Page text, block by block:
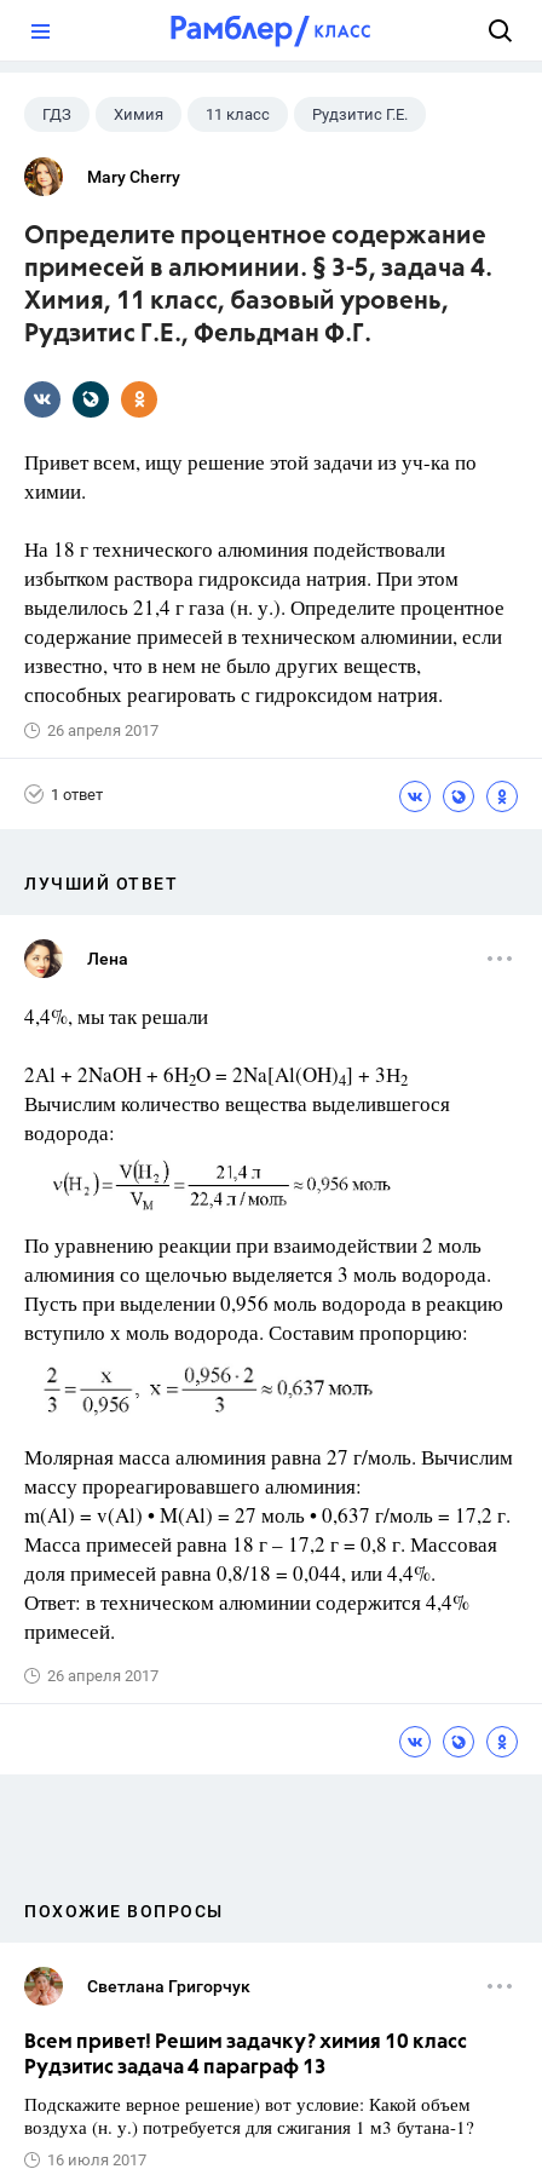
ГДЗ Химия 11 класс Рудзитис Г.Е.
Mary Cherry
Определите процентное содержание
примесей в алюминии. § 3-5, задача 4.
Химия, 11 класс, базовый уровень,
Рудзитис Г.Е., Фельдман Ф.Г.
Привет всем, ищу решение этой задачи из уч-ка по
химии.
На 18 г технического алюминия подействовали
избытком раствора гидроксида натрия. При этом
выделилось 21,4 г газа (н. у.). Определите процентное
содержание примесей в техническом алюминии, если
известно, что в нем не было других веществ,
способных реагировать с гидроксидом натрия.
26 апреля 2017
1 ответ
ЛУЧШИЙ ОТВЕТ
Лена
4,4%, мы так решали
2Аl + 2NaOH + 6H2O = 2Na[Al(OH)4] + 3Н2
Вычислим количество вещества выделившегося
водорода:
По уравнению реакции при взаимодействии 2 моль
алюминия со щелочью выделяется 3 моль водорода.
Пусть при выделении 0,956 моль водорода в реакцию
вступило х моль водорода. Составим пропорцию:
Молярная масса алюминия равна 27 г/моль. Вычислим
массу прореагировавшего алюминия:
m(Al) = v(Al) • M(Al) = 27 моль • 0,637 г/моль = 17,2 г.
Масса примесей равна 18 г – 17,2 г = 0,8 г. Массовая
доля примесей равна 0,8/18 = 0,044, или 4,4%.
Ответ: в техническом алюминии содержится 4,4%
примесей.
26 апреля 2017
ПОХОЖИЕ ВОПРОСЫ
Светлана Григорчук
Всем привет! Решим задачку? химия 10 класс
Рудзитис задача 4 параграф 13
Подскажите верное решение) вот условие: Какой объем
воздуха (н. у.) потребуется для сжигания 1 м3 бутана-1?
16 июля 2017